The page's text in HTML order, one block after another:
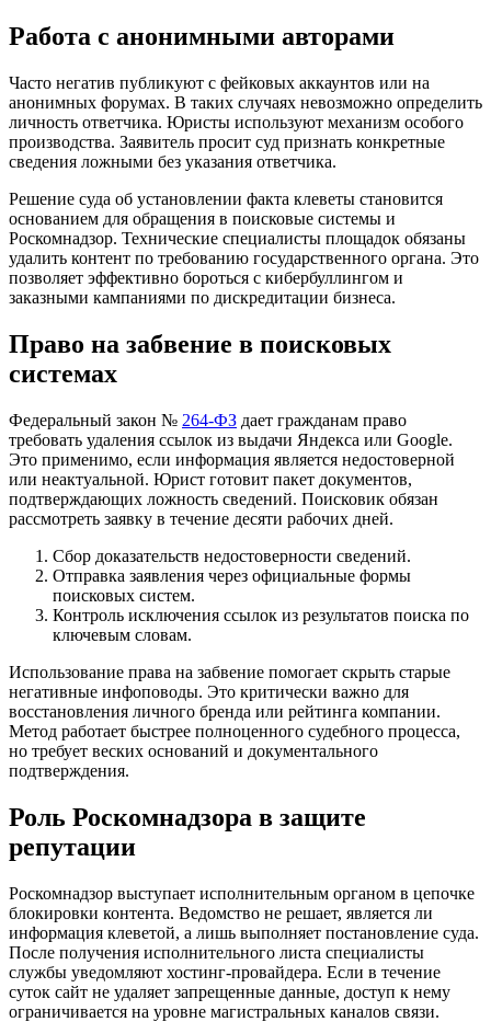
Работа с анонимными авторами
Часто негатив публикуют с фейковых аккаунтов или на
анонимных форумах. В таких случаях невозможно определить
личность ответчика. Юристы используют механизм особого
производства. Заявитель просит суд признать конкретные
сведения ложными без указания ответчика.
Решение суда об установлении факта клеветы становится
основанием для обращения в поисковые системы и
Роскомнадзор. Технические специалисты площадок обязаны
удалить контент по требованию государственного органа. Это
позволяет эффективно бороться с кибербуллингом и
заказными кампаниями по дискредитации бизнеса.
Право на забвение в поисковых
системах
Федеральный закон № 264-ФЗ дает гражданам право
требовать удаления ссылок из выдачи Яндекса или Google.
Это применимо, если информация является недостоверной
или неактуальной. Юрист готовит пакет документов,
подтверждающих ложность сведений. Поисковик обязан
рассмотреть заявку в течение десяти рабочих дней.
Сбор доказательств недостоверности сведений.
Отправка заявления через официальные формы
поисковых систем.
Контроль исключения ссылок из результатов поиска по
ключевым словам.
Использование права на забвение помогает скрыть старые
негативные инфоповоды. Это критически важно для
восстановления личного бренда или рейтинга компании.
Метод работает быстрее полноценного судебного процесса,
но требует веских оснований и документального
подтверждения.
Роль Роскомнадзора в защите
репутации
Роскомнадзор выступает исполнительным органом в цепочке
блокировки контента. Ведомство не решает, является ли
информация клеветой, а лишь выполняет постановление суда.
После получения исполнительного листа специалисты
службы уведомляют хостинг-провайдера. Если в течение
суток сайт не удаляет запрещенные данные, доступ к нему
ограничивается на уровне магистральных каналов связи.